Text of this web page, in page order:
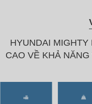
HYUNDAI
CAO VỀ KHẢ